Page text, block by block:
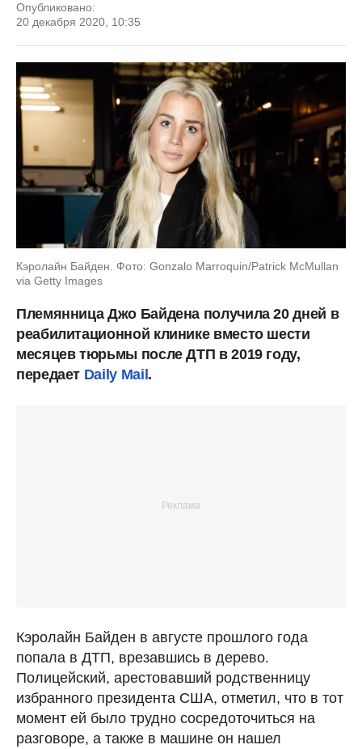
Опубликовано:
20 декабря 2020, 10:35
Кэролайн Байден. Фото: Gonzalo Marroquin/Patrick McMullan
via Getty Images
Племянница Джо Байдена получила 20 дней в
реабилитационной клинике вместо шести
месяцев тюрьмы после ДТП в 2019 году,
передает Daily Mail.
Кэролайн Байден в августе прошлого года
попала в ДТП, врезавшись в дерево.
Полицейский, арестовавший родственницу
избранного президента США, отметил, что в тот
момент ей было трудно сосредоточиться на
разговоре, а также в машине он нашел